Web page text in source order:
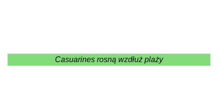
Casuarines rosną wzdłuż plaży